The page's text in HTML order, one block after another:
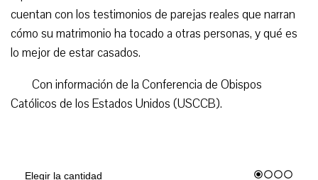
cuentan con los testimonios de parejas reales que narran
cómo su matrimonio ha tocado a otras personas, y qué es
lo mejor de estar casados.
Con información de la Conferencia de Obispos
Católicos de los Estados Unidos (USCCB).